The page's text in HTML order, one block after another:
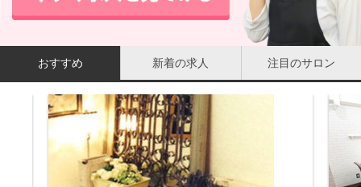
ない分、汚れを落とす力がやや弱くなります。そのため、
クリームシャンプーを使う前には、しっかりとブラッシン
グと湯シャンをして落とせる汚れを落とす必要がありま
意外とブラッシングと湯シャンをおろそかにしている方も
多いのですが、実はブラシとお湯だけでも汚れの約70％は
落ちると言われています。
おすすめ 新着の求人 注目のサロン